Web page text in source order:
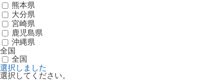
熊本県
大分県
宮崎県
鹿児島県
沖縄県
全国
全国
選択しました
選択してください。